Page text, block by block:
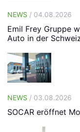
NEWS / 04.08.2026
Emil Frey Gruppe
Auto in der
NEWS / 03.08.2026
SOCAR eröffnet